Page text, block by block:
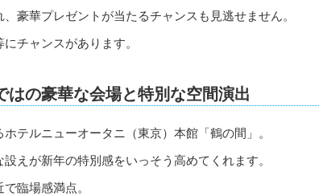
豪華プレゼントが当たるチャンスも見逃せません。
チャンスがあります。
はの豪華な会場と特別な空間演出
テルニューオータニ（東京）本館「鶴の間」。
えが新年の特別感をいっそう高めてくれます。
臨場感満点。